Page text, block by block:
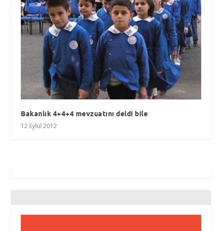
Bakanlık 4+4+4 mevzuatını deldi bile
12 Eylül 2012